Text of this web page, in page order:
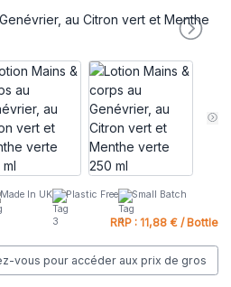
Made In UK Plastic Free Small Batch
RRP : 11,88 € / Bottle
vous pour accéder aux prix de gros